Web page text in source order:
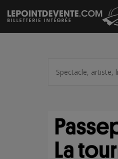
Passer
au
contenu
artiste,
lieu...